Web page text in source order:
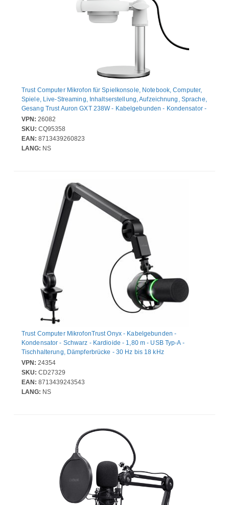
Trust Computer Mikrofon für Spielkonsole, Notebook, Computer,
Spiele, Live-Streaming, Inhaltserstellung, Aufzeichnung, Sprache,
Gesang Trust Auron GXT 238W - Kabelgebunden - Kondensator -
Weiß - Kardioide, Omnidirektional - 1,80 m - USB Typ-A, USB-Typ
C - 40 dB - An Ständer montierbar, Desktop, Dämpferbrücke - 20
Hz bis 20 kHz
VPN: 26082
SKU: CQ95358
EAN: 8713439260823
LANG: NS
Trust Computer MikrofonTrust Onyx - Kabelgebunden -
Kondensator - Schwarz - Kardioide - 1,80 m - USB Typ-A -
Tischhalterung, Dämpferbrücke - 30 Hz bis 18 kHz
VPN: 24354
SKU: CD27329
EAN: 8713439243543
LANG: NS